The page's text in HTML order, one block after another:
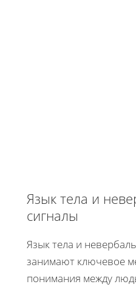
Язык тела и
сигналы
Язык тела и
занимают ключевое
понимания между